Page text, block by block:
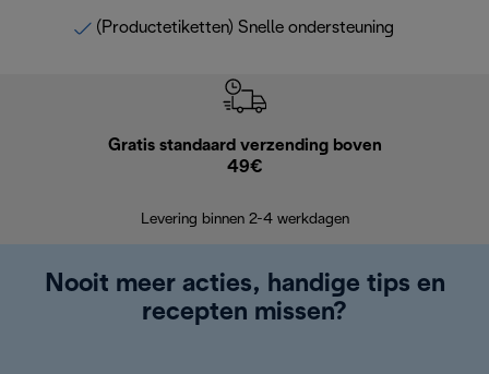
(Productetiketten) Snelle ondersteuning
Gratis standaard verzending boven
49€
Levering binnen 2-4 werkdagen
Nooit meer acties, handige tips en
recepten missen?